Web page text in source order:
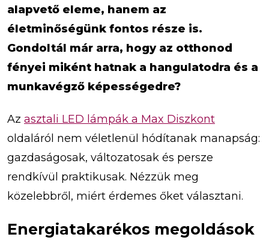
alapvető eleme, hanem az
életminőségünk fontos része is.
Gondoltál már arra, hogy az otthonod
fényei miként hatnak a hangulatodra és a
munkavégző képességedre?
Az asztali LED lámpák a Max Diszkont
oldaláról nem véletlenül hódítanak manapság:
gazdaságosak, változatosak és persze
rendkívül praktikusak. Nézzük meg
közelebbről, miért érdemes őket választani.
Energiatakarékos megoldások